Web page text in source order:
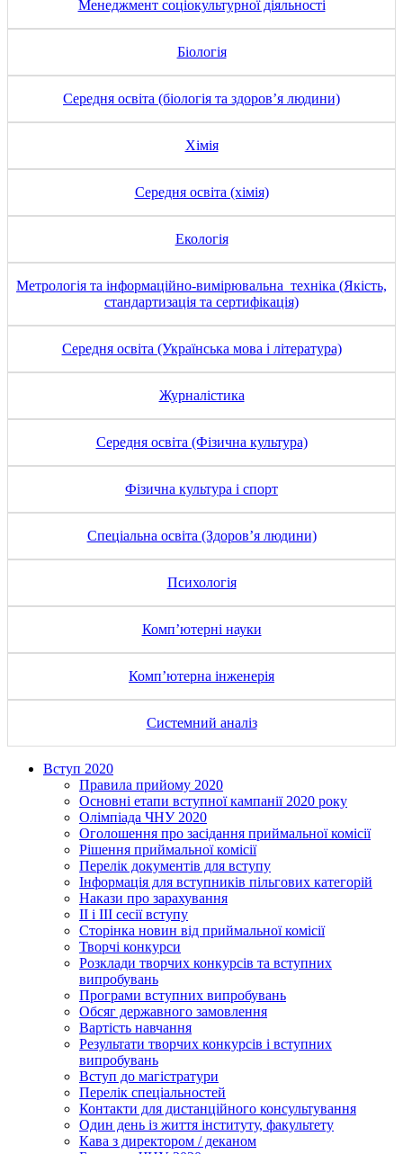
Менеджмент соціокультурної діяльності
Біологія
Середня освіта (біологія та здоров’я людини)
Хімія
Середня освіта (хімія)
Екологія
Метрологія та інформаційно-вимірювальна техніка (Якість,
стандартизація та сертифікація)
Середня освіта (Українська мова і література)
Журналістика
Середня освіта (Фізична культура)
Фізична культура і спорт
Спеціальна освіта (Здоров’я людини)
Психологія
Комп’ютерні науки
Комп’ютерна інженерія
Системний аналіз
Вступ 2020
Правила прийому 2020
Основні етапи вступної кампанії 2020 року
Олімпіада ЧНУ 2020
Оголошення про засідання приймальної комісії
Рішення приймальної комісії
Перелік документів для вступу
Інформація для вступників пільгових категорій
Накази про зарахування
ІІ і ІІІ сесії вступу
Сторінка новин від приймальної комісії
Творчі конкурси
Розклади творчих конкурсів та вступних
випробувань
Програми вступних випробувань
Обсяг державного замовлення
Вартість навчання
Результати творчих конкурсів і вступних
випробувань
Вступ до магістратури
Перелік спеціальностей
Контакти для дистанційного консультування
Один день із життя інституту, факультету
Кава з директором / деканом